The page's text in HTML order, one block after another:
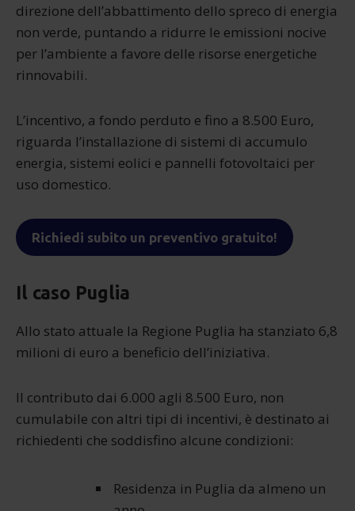
direzione dell’abbattimento dello spreco di energia
non verde, puntando a ridurre le emissioni nocive
per l’ambiente a favore delle risorse energetiche
rinnovabili.
L’incentivo, a fondo perduto e fino a 8.500 Euro,
riguarda l’installazione di sistemi di accumulo
energia, sistemi eolici e pannelli fotovoltaici per
uso domestico.
Richiedi subito un preventivo gratuito!
Il caso Puglia
Allo stato attuale la Regione Puglia ha stanziato 6,8
milioni di euro a beneficio dell’iniziativa.
Il contributo dai 6.000 agli 8.500 Euro, non
cumulabile con altri tipi di incentivi, è destinato ai
richiedenti che soddisfino alcune condizioni:
Residenza in Puglia da almeno un